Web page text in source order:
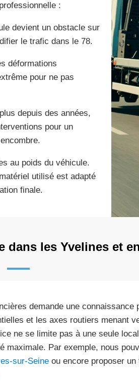
:
devient un obstacle sur
le trafic dans le 78.
déformations
pour ne pas
depuis des années,
pour un
au poids du véhicule.
utilisé est adapté
finale.
les Yvelines et
demande une
et les axes routiers menant
ne se limite pas à une seule
maximale. Par exemple, nous
sur-Seineou encore proposer un